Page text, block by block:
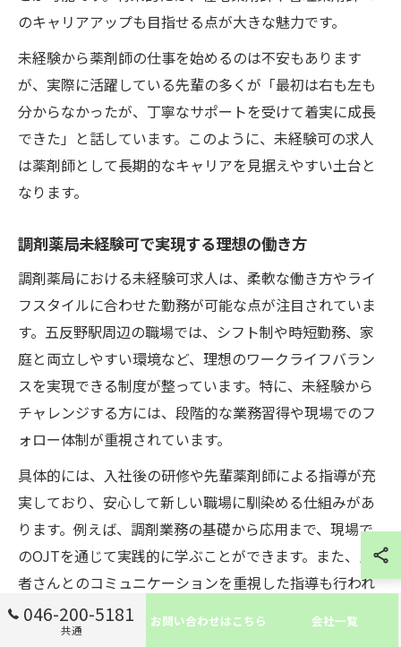
のキャリアアップも目指せる点が大きな魅力です。
未経験から薬剤師の仕事を始めるのは不安もあります
が、実際に活躍している先輩の多くが「最初は右も左も
分からなかったが、丁寧なサポートを受けて着実に成長
できた」と話しています。このように、未経験可の求人
は薬剤師として長期的なキャリアを見据えやすい土台と
なります。
調剤薬局未経験可で実現する理想の働き方
調剤薬局における未経験可求人は、柔軟な働き方やライ
フスタイルに合わせた勤務が可能な点が注目されていま
す。五反野駅周辺の職場では、シフト制や時短勤務、家
庭と両立しやすい環境など、理想のワークライフバラン
スを実現できる制度が整っています。特に、未経験から
チャレンジする方には、段階的な業務習得や現場でのフ
ォロー体制が重視されています。
具体的には、入社後の研修や先輩薬剤師による指導が充
実しており、安心して新しい職場に馴染める仕組みがあ
ります。例えば、調剤業務の基礎から応用まで、現場で
のOJTを通じて実践的に学ぶことができます。また、患
者さんとのコミュニケーションを重視した指導も行われ
ており、接遇スキルも自然と身につきます。
046-200-5181
共通
お問い合わせはこちら 会社一覧